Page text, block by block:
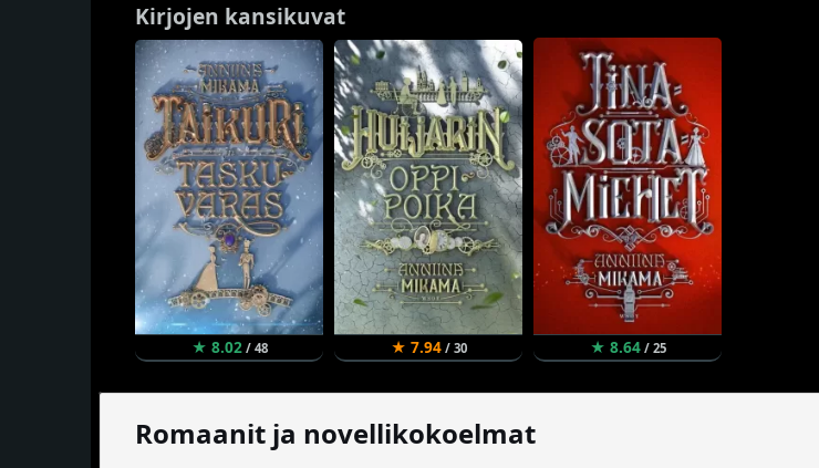
Kirjojen kansikuvat
★ 8.02/ 48 ★ 7.94/ 30 ★ 8.64/ 25
Romaanit ja novellikokoelmat